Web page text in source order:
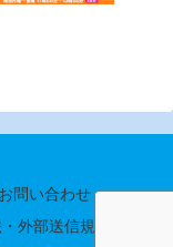
お問い合わせ
外部送信規律に関す